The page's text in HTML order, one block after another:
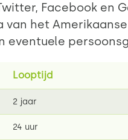
Facebook en
het
eventuele
Looptijd
2 jaar
24 uur